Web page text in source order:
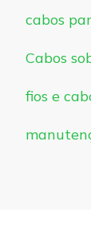
cabos
Cabos
fios e